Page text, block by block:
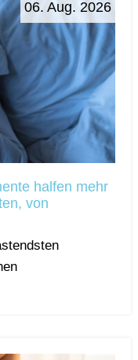
06. Aug. 2026
halfen mehr
von